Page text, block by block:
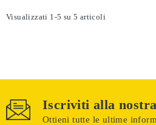
Visualizzati 1-5 su 5 articoli
Iscriviti alla
Ottieni tutte le ultime